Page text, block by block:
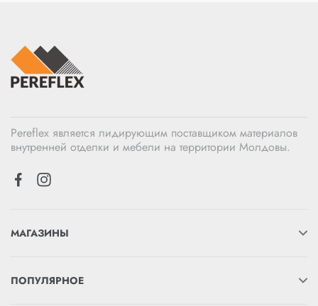
Pereflex является лидирующим поставщиком материалов
внутренней отделки и мебели на территории Молдовы.
МАГАЗИНЫ
ПОПУЛЯРНОЕ